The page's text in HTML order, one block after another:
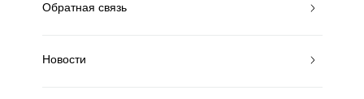
Обратная связь
Новости